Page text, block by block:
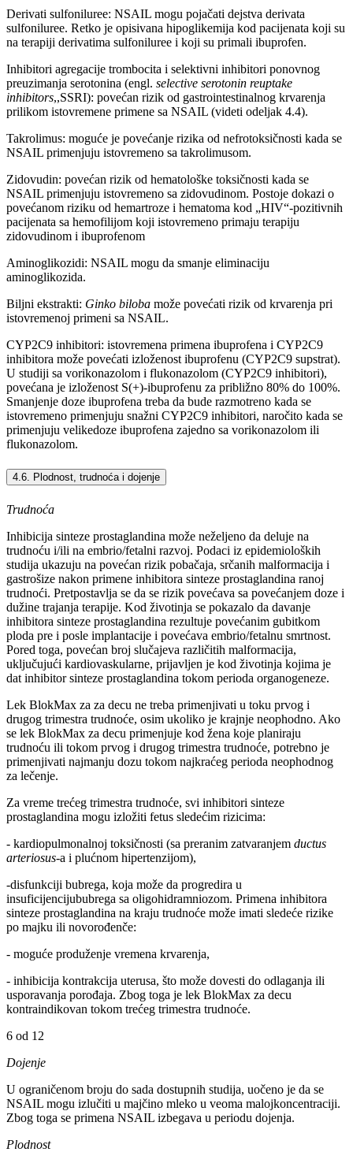
Derivati sulfoniluree: NSAIL mogu pojačati dejstva derivata
sulfoniluree. Retko je opisivana hipoglikemija kod pacijenata koji su
na terapiji derivatima sulfoniluree i koji su primali ibuprofen.
Inhibitori agregacije trombocita i selektivni inhibitori ponovnog
preuzimanja serotonina (engl. selective serotonin reuptake
inhibitors,,SSRI): povećan rizik od gastrointestinalnog krvarenja
prilikom istovremene primene sa NSAIL (videti odeljak 4.4).
Takrolimus: moguće je povećanje rizika od nefrotoksičnosti kada se
NSAIL primenjuju istovremeno sa takrolimusom.
Zidovudin: povećan rizik od hematološke toksičnosti kada se
NSAIL primenjuju istovremeno sa zidovudinom. Postoje dokazi o
povećanom riziku od hemartroze i hematoma kod „HIV“-pozitivnih
pacijenata sa hemofilijom koji istovremeno primaju terapiju
zidovudinom i ibuprofenom
Aminoglikozidi: NSAIL mogu da smanje eliminaciju
aminoglikozida.
Biljni ekstrakti: Ginko biloba može povećati rizik od krvarenja pri
istovremenoj primeni sa NSAIL.
CYP2C9 inhibitori: istovremena primena ibuprofena i CYP2C9
inhibitora može povećati izloženost ibuprofenu (CYP2C9 supstrat).
U studiji sa vorikonazolom i flukonazolom (CYP2C9 inhibitori),
povećana je izloženost S(+)-ibuprofenu za približno 80% do 100%.
Smanjenje doze ibuprofena treba da bude razmotreno kada se
istovremeno primenjuju snažni CYP2C9 inhibitori, naročito kada se
primenjuju velikedoze ibuprofena zajedno sa vorikonazolom ili
flukonazolom.
4.6. Plodnost, trudnoća i dojenje
Trudnoća
Inhibicija sinteze prostaglandina može neželjeno da deluje na
trudnoću i/ili na embrio/fetalni razvoj. Podaci iz epidemioloških
studija ukazuju na povećan rizik pobačaja, srčanih malformacija i
gastrošize nakon primene inhibitora sinteze prostaglandina ranoj
trudnoći. Pretpostavlja se da se rizik povećava sa povećanjem doze i
dužine trajanja terapije. Kod životinja se pokazalo da davanje
inhibitora sinteze prostaglandina rezultuje povećanim gubitkom
ploda pre i posle implantacije i povećava embrio/fetalnu smrtnost.
Pored toga, povećan broj slučajeva različitih malformacija,
uključujući kardiovaskularne, prijavljen je kod životinja kojima je
dat inhibitor sinteze prostaglandina tokom perioda organogeneze.
Lek BlokMax za za decu ne treba primenjivati u toku prvog i
drugog trimestra trudnoće, osim ukoliko je krajnje neophodno. Ako
se lek BlokMax za decu primenjuje kod žena koje planiraju
trudnoću ili tokom prvog i drugog trimestra trudnoće, potrebno je
primenjivati najmanju dozu tokom najkraćeg perioda neophodnog
za lečenje.
Za vreme trećeg trimestra trudnoće, svi inhibitori sinteze
prostaglandina mogu izložiti fetus sledećim rizicima:
- kardiopulmonalnoj toksičnosti (sa preranim zatvaranjem ductus
arteriosus-a i plućnom hipertenzijom),
-disfunkciji bubrega, koja može da progredira u
insuficijencijububrega sa oligohidramniozom. Primena inhibitora
sinteze prostaglandina na kraju trudnoće može imati sledeće rizike
po majku ili novorođenče:
- moguće produženje vremena krvarenja,
- inhibicija kontrakcija uterusa, što može dovesti do odlaganja ili
usporavanja porođaja. Zbog toga je lek BlokMax za decu
kontraindikovan tokom trećeg trimestra trudnoće.
6 od 12
Dojenje
U ograničenom broju do sada dostupnih studija, uočeno je da se
NSAIL mogu izlučiti u majčino mleko u veoma malojkoncentraciji.
Zbog toga se primena NSAIL izbegava u periodu dojenja.
Plodnost